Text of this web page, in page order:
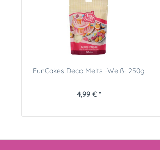
FunCakes Deco Melts -Weiß- 250g
4,99 € *